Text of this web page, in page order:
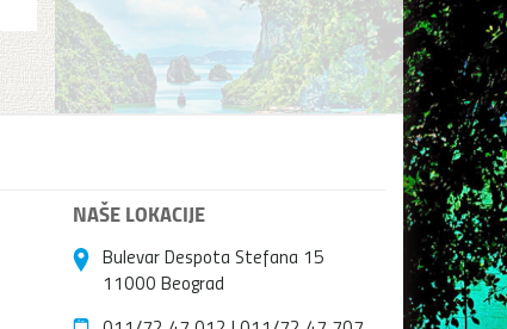
NAŠE LOKACIJE
Bulevar Despota Stefana 15
11000 Beograd